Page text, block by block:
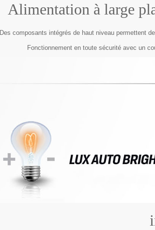
Alimentation à large
Des composants intégrés de haut niveau permettent
Fonctionnement en toute sécurité avec un